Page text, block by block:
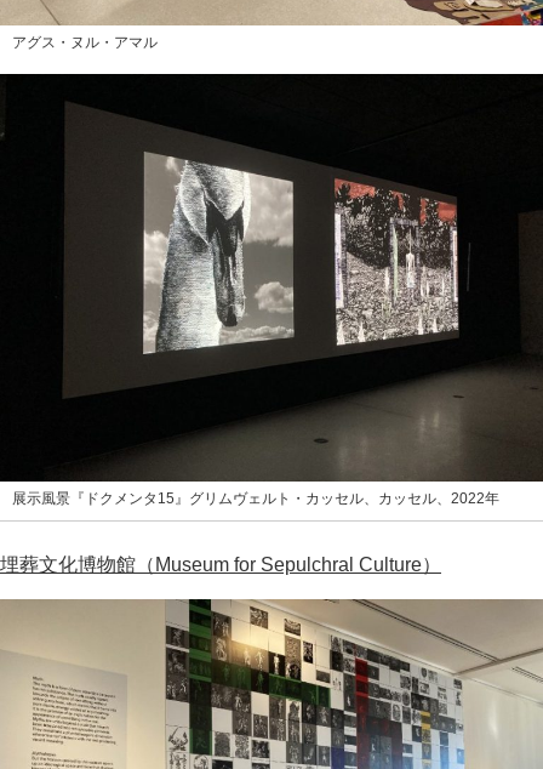
アグス・ヌル・アマル
展示風景『ドクメンタ15』グリムヴェルト・カッセル、カッセル、2022年
埋葬文化博物館（Museum for Sepulchral Culture）